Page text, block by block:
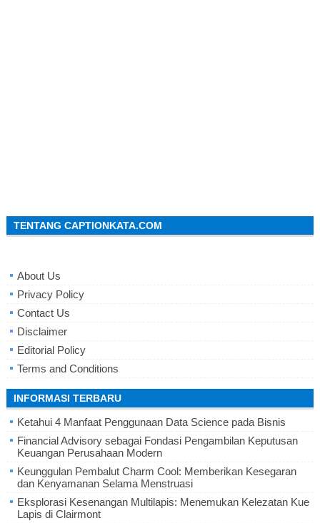
TENTANG CAPTIONKATA.COM
About Us
Privacy Policy
Contact Us
Disclaimer
Editorial Policy
Terms and Conditions
INFORMASI TERBARU
Ketahui 4 Manfaat Penggunaan Data Science pada Bisnis
Financial Advisory sebagai Fondasi Pengambilan Keputusan
Keuangan Perusahaan Modern
Keunggulan Pembalut Charm Cool: Memberikan Kesegaran
dan Kenyamanan Selama Menstruasi
Eksplorasi Kesenangan Multilapis: Menemukan Kelezatan Kue
Lapis di Clairmont